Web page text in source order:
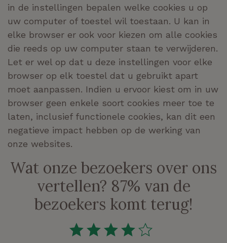
in de instellingen bepalen welke cookies u op
uw computer of toestel wil toestaan. U kan in
elke browser er ook voor kiezen om alle cookies
die reeds op uw computer staan te verwijderen.
Let er wel op dat u deze instellingen voor elke
browser op elk toestel dat u gebruikt apart
moet aanpassen. Indien u ervoor kiest om in uw
browser geen enkele soort cookies meer toe te
laten, inclusief functionele cookies, kan dit een
negatieve impact hebben op de werking van
onze websites.
Wat onze bezoekers over ons
vertellen? 87% van de
bezoekers komt terug!